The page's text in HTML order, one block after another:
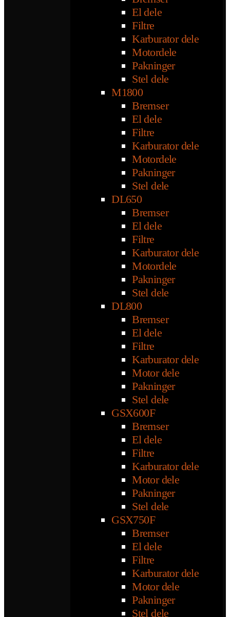
El dele
Filtre
Karburator dele
Motordele
Pakninger
Stel dele
M1800
Bremser
El dele
Filtre
Karburator dele
Motordele
Pakninger
Stel dele
DL650
Bremser
El dele
Filtre
Karburator dele
Motordele
Pakninger
Stel dele
DL800
Bremser
El dele
Filtre
Karburator dele
Motor dele
Pakninger
Stel dele
GSX600F
Bremser
El dele
Filtre
Karburator dele
Motor dele
Pakninger
Stel dele
GSX750F
Bremser
El dele
Filtre
Karburator dele
Motor dele
Pakninger
Stel dele